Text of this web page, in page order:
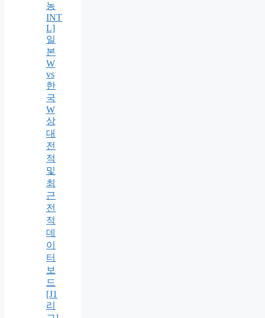
농
INT
L]
일
본
W
vs
한
국
W
상
대
전
적
및
최
근
전
적
데
이
터
보
드
[J1
리